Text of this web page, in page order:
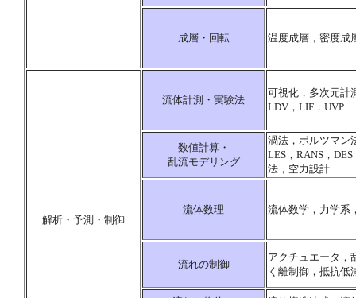
成層・回転 温度成層，密度成
解析・予測・制御
流体計測・実験法
可視化，多次元計
LDV，LIF，UVP
数値計算・
乱流モデリング
渦法，ボルツマン
LES，RANS，DES
法，空力設計
流体数理 流体数学，力学系
流れの制御
アクチュエータ，
く離制御，抵抗低